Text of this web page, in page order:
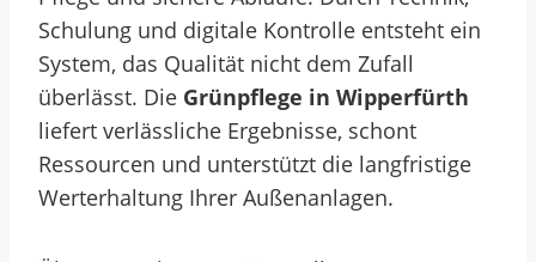
Schulung und digitale Kontrolle entsteht ein
System, das Qualität nicht dem Zufall
überlässt. Die Grünpflege in Wipperfürth
liefert verlässliche Ergebnisse, schont
Ressourcen und unterstützt die langfristige
Werterhaltung Ihrer Außenanlagen.